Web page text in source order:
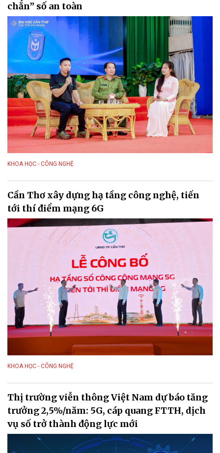
chắn” số an toàn
KHOA HỌC - CÔNG NGHỆ
Cần Thơ xây dựng hạ tầng công nghệ, tiến
tới thí điểm mạng 6G
KHOA HỌC - CÔNG NGHỆ
Thị trường viễn thông Việt Nam dự báo tăng
trưởng 2,5%/năm: 5G, cáp quang FTTH, dịch
vụ số trở thành động lực mới